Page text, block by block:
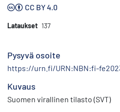
CC BY 4.0
Lataukset 137
Pysyvä osoite
https://urn.fi/URN:NBN:fi-
Kuvaus
Suomen virallinen tilasto (SVT)